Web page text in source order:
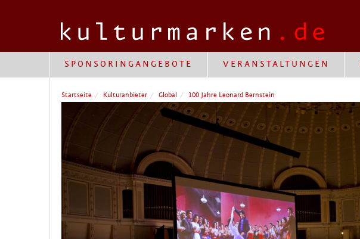
SPONSORINGANGEBOTE VERANSTALTUNGEN
Startseite Kulturanbieter Global 100 Jahre Leonard Bernstein